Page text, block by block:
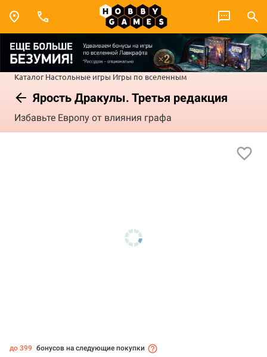
Каталог Настольные игры Игры по вселенным
Ярость Дракулы. Третья редакция
Избавьте Европу от влияния графа
до 399 бонусов на следующие покупки